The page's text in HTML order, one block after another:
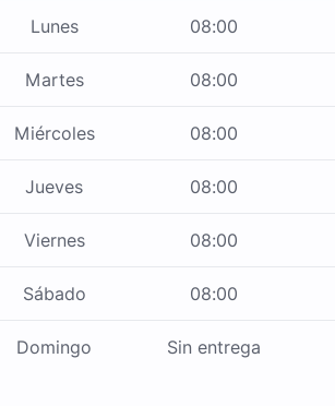
Lunes 08:00
Martes 08:00
Miércoles 08:00
Jueves 08:00
Viernes 08:00
Sábado 08:00
Domingo Sin entrega